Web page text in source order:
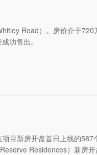
Road）。房价介于
功售出。
目新房开盘首日上线的
Residences）新房